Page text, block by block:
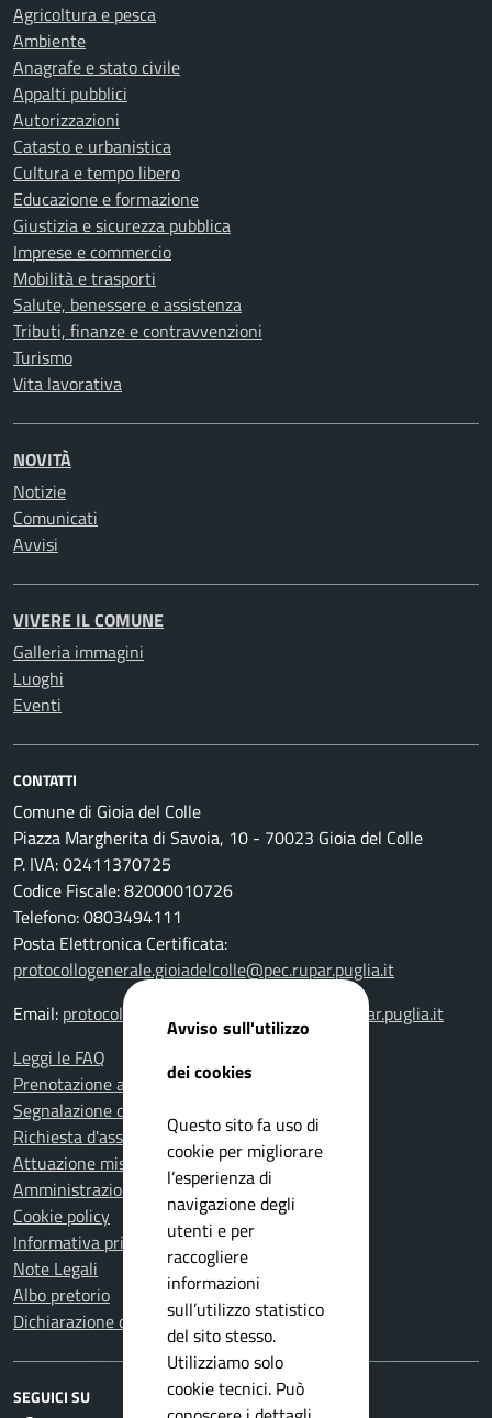
Agricoltura e pesca
Ambiente
Anagrafe e stato civile
Appalti pubblici
Autorizzazioni
Catasto e urbanistica
Cultura e tempo libero
Educazione e formazione
Giustizia e sicurezza pubblica
Imprese e commercio
Mobilità e trasporti
Salute, benessere e assistenza
Tributi, finanze e contravvenzioni
Turismo
Vita lavorativa
NOVITÀ
Notizie
Comunicati
Avvisi
VIVERE IL COMUNE
Galleria immagini
Luoghi
Eventi
CONTATTI
Comune di Gioia del Colle
Piazza Margherita di Savoia, 10 - 70023 Gioia del Colle
P. IVA: 02411370725
Codice Fiscale: 82000010726
Telefono: 0803494111
Posta Elettronica Certificata:
protocollogenerale.gioiadelcolle@pec.rupar.puglia.it
Email: protocollogenerale.gioiadelcolle@pec.rupar.puglia.it
Leggi le FAQ
Prenotazione appuntamento
Segnalazione disservizio
Richiesta d'assistenza
Attuazione misure PNRR
Amministrazione trasparente
Cookie policy
Informativa privacy
Note Legali
Albo pretorio
Dichiarazione di accessibilità
SEGUICI SU
Avviso sull'utilizzo
dei cookies
Questo sito fa uso di
cookie per migliorare
l’esperienza di
navigazione degli
utenti e per
raccogliere
informazioni
sull’utilizzo statistico
del sito stesso.
Utilizziamo solo
cookie tecnici. Può